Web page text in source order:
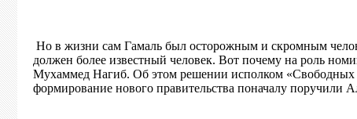
Но в жизни сам Гамаль был осторожным и скромным
должен более известный человек. Вот почему на роль
Мухаммед Нагиб. Об этом решении исполком
формирование нового правительства поначалу поручили